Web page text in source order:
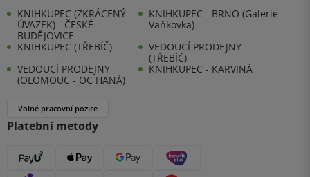
KNIHKUPEC (ZKRÁCENÝ
ÚVAZEK) - ČESKÉ
BUDĚJOVICE
KNIHKUPEC - BRNO (Galerie
Vaňkovka)
KNIHKUPEC (TŘEBÍČ)
VEDOUCÍ PRODEJNY
(TŘEBÍČ)
VEDOUCÍ PRODEJNY
(OLOMOUC - OC HANÁ)
KNIHKUPEC - KARVINÁ
Volné pracovní pozice
Platební metody